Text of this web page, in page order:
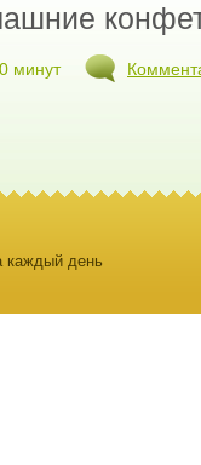
минут
каждый день